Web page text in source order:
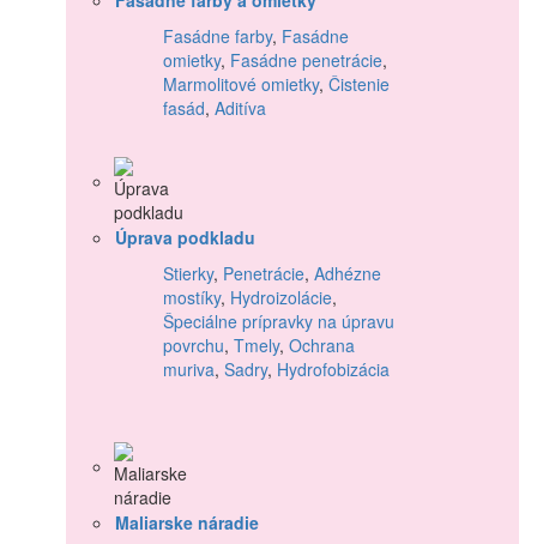
Fasádne farby, Fasádne
omietky, Fasádne penetrácie,
Marmolitové omietky, Čistenie
fasád, Aditíva
Úprava podkladu
Stierky, Penetrácie, Adhézne
mostíky, Hydroizolácie,
Špeciálne prípravky na úpravu
povrchu, Tmely, Ochrana
muriva, Sadry, Hydrofobizácia
Maliarske náradie